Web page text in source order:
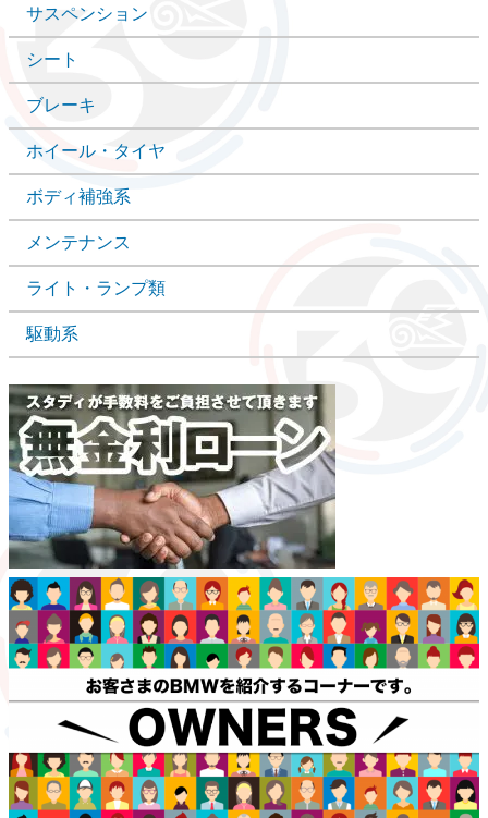
サスペンション
シート
ブレーキ
ホイール・タイヤ
ボディ補強系
メンテナンス
ライト・ランプ類
駆動系